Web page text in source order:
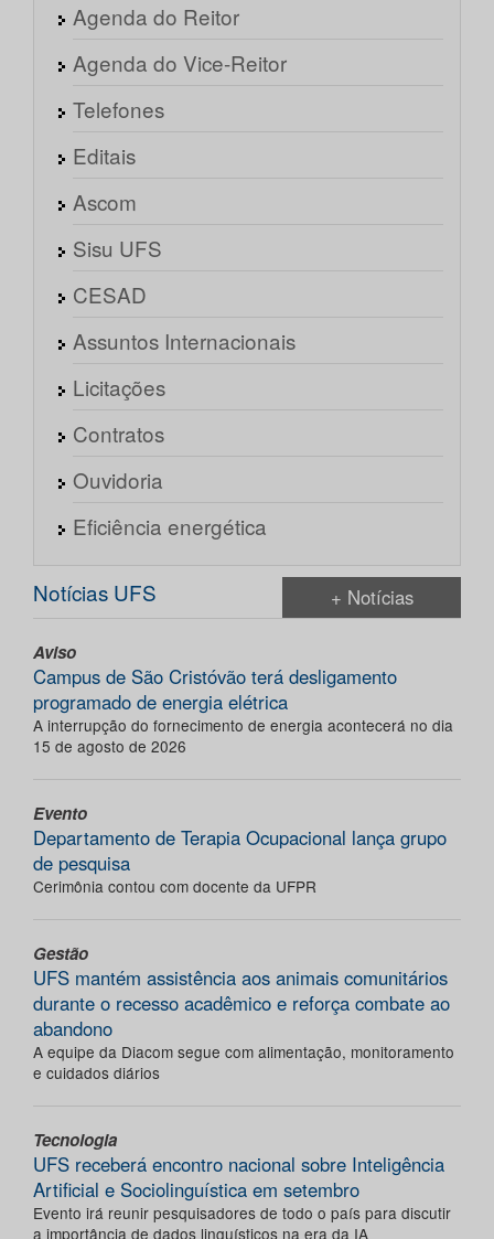
Agenda do Reitor
Agenda do Vice-Reitor
Telefones
Editais
Ascom
Sisu UFS
CESAD
Assuntos Internacionais
Licitações
Contratos
Ouvidoria
Eficiência energética
Notícias UFS + Notícias
Aviso
Campus de São Cristóvão terá desligamento
programado de energia elétrica
A interrupção do fornecimento de energia acontecerá no dia
15 de agosto de 2026
Evento
Departamento de Terapia Ocupacional lança grupo
de pesquisa
Cerimônia contou com docente da UFPR
Gestão
UFS mantém assistência aos animais comunitários
durante o recesso acadêmico e reforça combate ao
abandono
A equipe da Diacom segue com alimentação, monitoramento
e cuidados diários
Tecnologia
UFS receberá encontro nacional sobre Inteligência
Artificial e Sociolinguística em setembro
Evento irá reunir pesquisadores de todo o país para discutir
a importância de dados linguísticos na era da IA